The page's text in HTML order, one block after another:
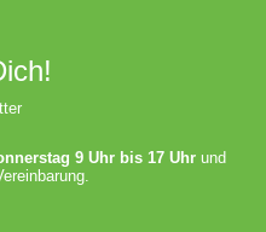
9 Uhr bis 17 Uhr und